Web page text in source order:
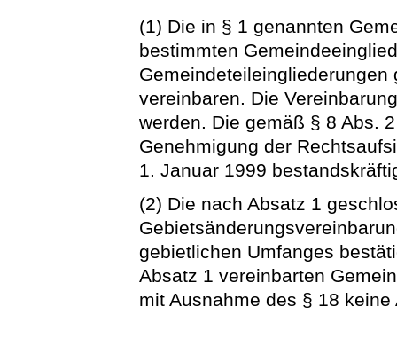
(1) Die in § 1 genannten
bestimmten
vereinbaren. Die
werden. Die gemäß § 8 Abs.
Genehmigung der
1. Januar 1999
(2) Die nach Absatz 1
gebietlichen Umfanges
Absatz 1 vereinbarten
mit Ausnahme des § 18 keine